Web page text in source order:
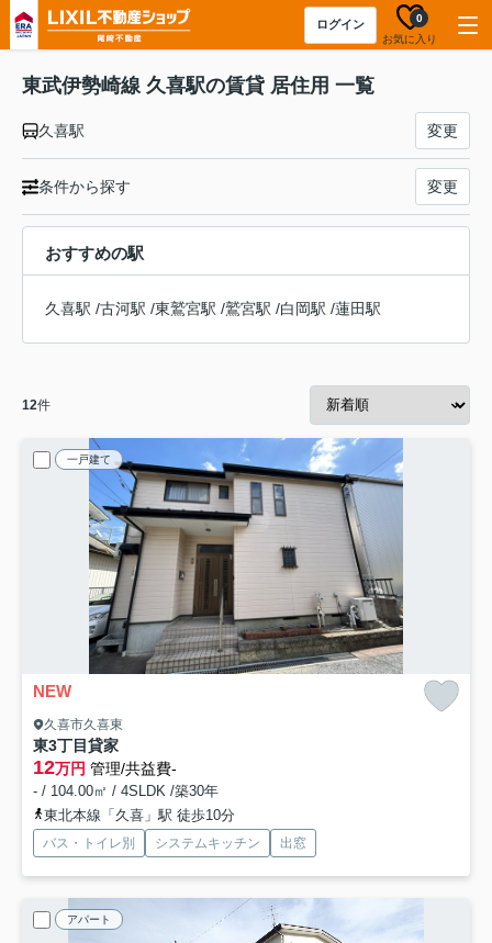
ログイン
お気に入り
0
東武伊勢崎線 久喜駅の賃貸 居住用 一覧
久喜駅 変更
条件から探す 変更
おすすめの駅
久喜駅 /古河駅 /東鷲宮駅 /鷲宮駅 /白岡駅 /蓮田駅
12件
一戸建て
NEW
久喜市久喜東
東3丁目貸家
12万円 管理/共益費-
- / 104.00㎡ / 4SLDK /築30年
東北本線「久喜」駅 徒歩10分
バス・トイレ別 システムキッチン 出窓
アパート